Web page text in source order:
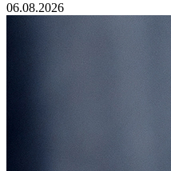
06.08.2026